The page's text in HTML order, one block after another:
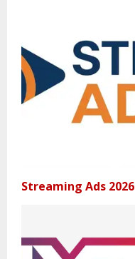
Streaming Ads 2026